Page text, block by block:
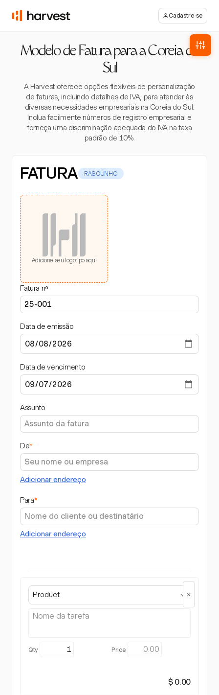
Cadastre-se
Modelo de Fatura para a Coreia do
Sul
A Harvest oferece opções flexíveis de personalização
de faturas, incluindo detalhes de IVA, para atender às
diversas necessidades empresariais na Coreia do Sul.
Inclua facilmente números de registro empresarial e
forneça uma discriminação adequada do IVA na taxa
padrão de 10%.
FATURA RASCUNHO
Adicione seu logotipo aqui
Fatura nº
Data de emissão
Data de vencimento
Assunto
De*
Adicionar endereço
Para*
Adicionar endereço
Product
$ 0.00